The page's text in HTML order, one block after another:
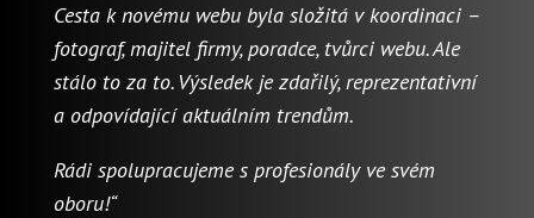
Cesta k novému webu byla složitá v koordinaci –
fotograf, majitel firmy, poradce, tvůrci webu. Ale
stálo to za to. Výsledek je zdařilý, reprezentativní
a odpovídající aktuálním trendům.
Rádi spolupracujeme s profesionály ve svém
oboru!“